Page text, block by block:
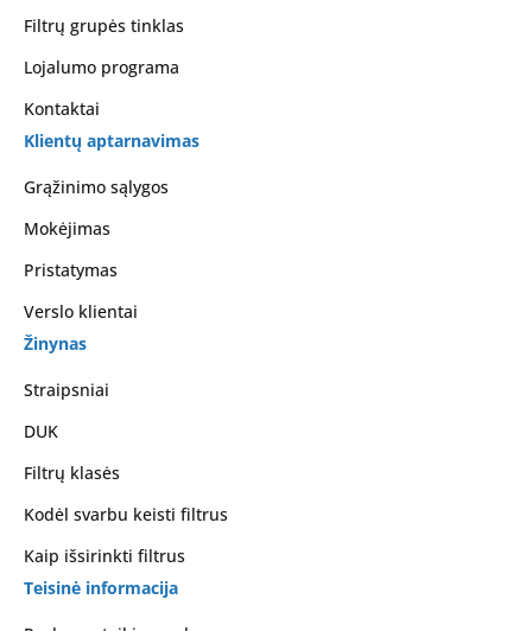
Filtrų grupės tinklas
Lojalumo programa
Kontaktai
Klientų aptarnavimas
Grąžinimo sąlygos
Mokėjimas
Pristatymas
Verslo klientai
Žinynas
Straipsniai
DUK
Filtrų klasės
Kodėl svarbu keisti filtrus
Kaip išsirinkti filtrus
Teisinė informacija